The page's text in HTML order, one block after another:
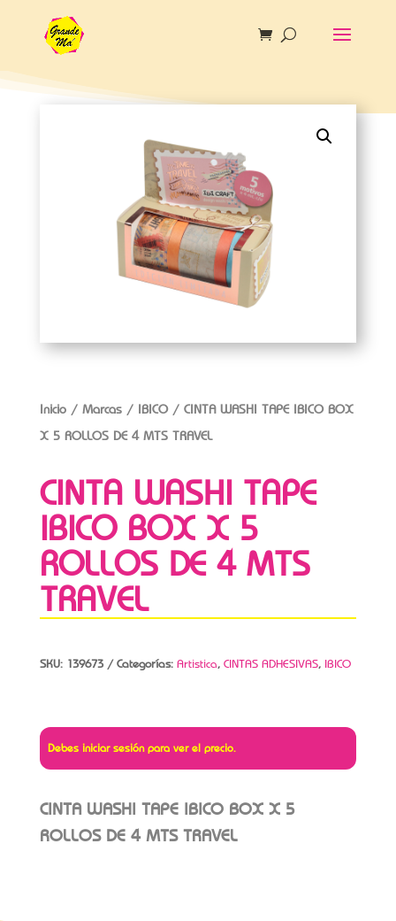
Inicio/ Marcas/ IBICO/ CINTA WASHI TAPE IBICO BOX
X 5 ROLLOS DE 4 MTS TRAVEL
CINTA WASHI TAPE
IBICO BOX X 5
ROLLOS DE 4 MTS
TRAVEL
SKU: 139673 Categorías: Artistica, CINTAS ADHESIVAS, IBICO
Debes iniciar sesión para ver el precio.
CINTA WASHI TAPE IBICO BOX X 5
ROLLOS DE 4 MTS TRAVEL